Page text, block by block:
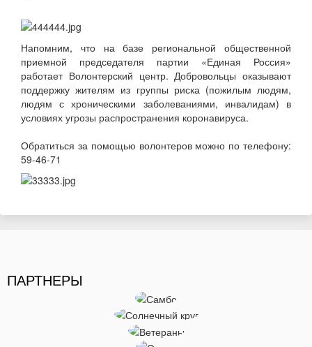
Напомним, что на базе региональной общественной
приемной председателя партии «Единая Россия»
работает Волонтерский центр. Добровольцы оказывают
поддержку жителям из группы риска (пожилым людям,
людям с хроническими заболеваниями, инвалидам) в
условиях угрозы распространения коронавируса.
Обратиться за помощью волонтеров можно по телефону:
59-46-71
ПАРТНЕРЫ